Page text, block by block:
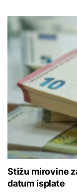
Stižu mirovine
datum isplate